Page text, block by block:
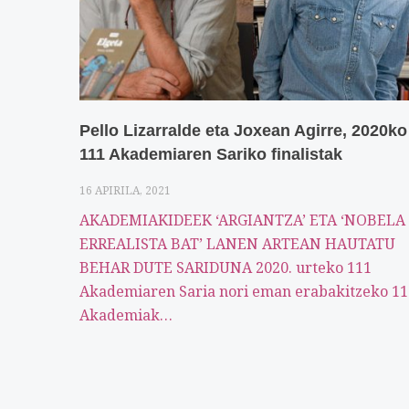
Pello Lizarralde eta Joxean Agirre, 2020ko
111 Akademiaren Sariko finalistak
16 APIRILA, 2021
AKADEMIAKIDEEK ‘ARGIANTZA’ ETA ‘NOBELA
ERREALISTA BAT’ LANEN ARTEAN HAUTATU
BEHAR DUTE SARIDUNA 2020. urteko 111
Akademiaren Saria nori eman erabakitzeko
Akademiak…